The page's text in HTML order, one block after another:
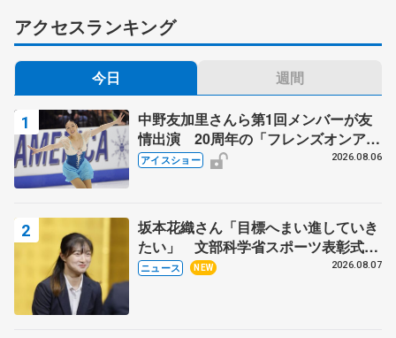
アクセスランキング
今日 週間
中野友加里さんら第1回メンバーが友
情出演 20周年の「フレンズオンアイ
ス」 宮本賢二さん、有川梨絵さん、
アイスショー 2026.08.06
坂本花織さん「目標へまい進していき
たい」 文部科学省スポーツ表彰式で
代表謝辞
ニュース NEW 2026.08.07